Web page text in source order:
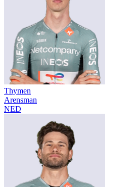
Thymen
Arensman
NED